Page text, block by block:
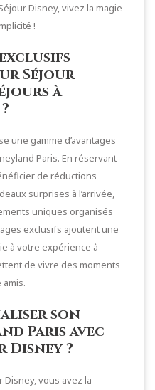
Disney, vivez la magie
!
Séjour
à
une gamme d’avantages
Paris. En réservant
de réductions
surprises à l’arrivée,
uniques organisés
exclusifs ajoutent une
à votre expérience à
de vivre des moments
son
Paris avec
?
Disney, vous avez la